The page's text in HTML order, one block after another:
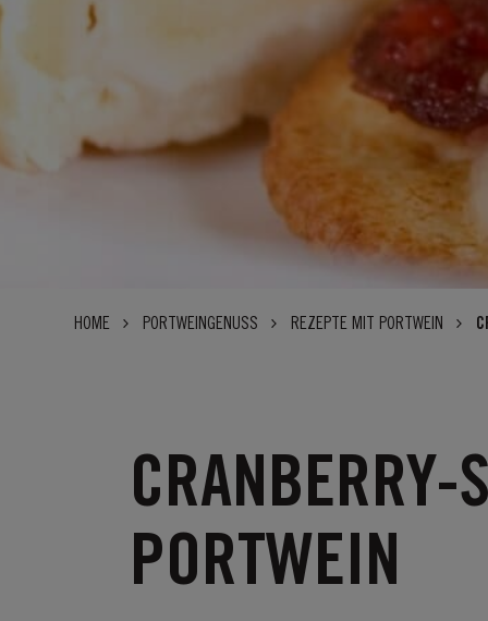
HOME PORTWEINGENUSS REZEPTE MIT PORTWEIN
CRANBERRY-
PORTWEIN